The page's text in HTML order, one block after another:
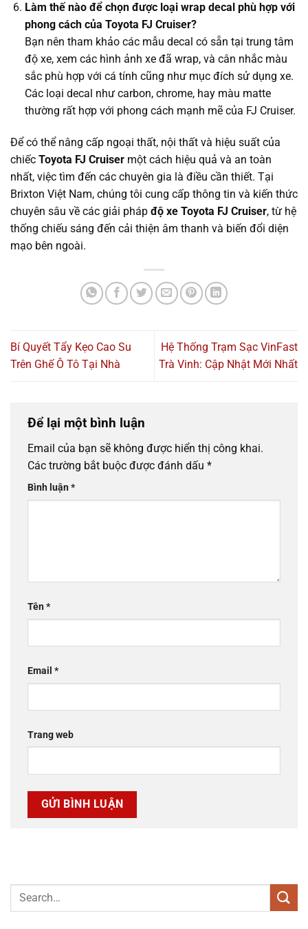
Làm thế nào để chọn được loại wrap decal phù hợp với
phong cách của Toyota FJ Cruiser?
Bạn nên tham khảo các mẫu decal có sẵn tại trung tâm
độ xe, xem các hình ảnh xe đã wrap, và cân nhắc màu
sắc phù hợp với cá tính cũng như mục đích sử dụng xe.
Các loại decal như carbon, chrome, hay màu matte
thường rất hợp với phong cách mạnh mẽ của FJ Cruiser.
Để có thể nâng cấp ngoại thất, nội thất và hiệu suất của
chiếc Toyota FJ Cruiser một cách hiệu quả và an toàn
nhất, việc tìm đến các chuyên gia là điều cần thiết. Tại
Brixton Việt Nam, chúng tôi cung cấp thông tin và kiến thức
chuyên sâu về các giải pháp độ xe Toyota FJ Cruiser, từ hệ
thống chiếu sáng đến cải thiện âm thanh và biến đổi diện
mạo bên ngoài.
Bí Quyết Tẩy Kẹo Cao Su
Trên Ghế Ô Tô Tại Nhà
Hệ Thống Trạm Sạc VinFast
Trà Vinh: Cập Nhật Mới Nhất
Để lại một bình luận
Email của bạn sẽ không được hiển thị công khai.
Các trường bắt buộc được đánh dấu *
Bình luận*
Tên*
Email *
Trang web